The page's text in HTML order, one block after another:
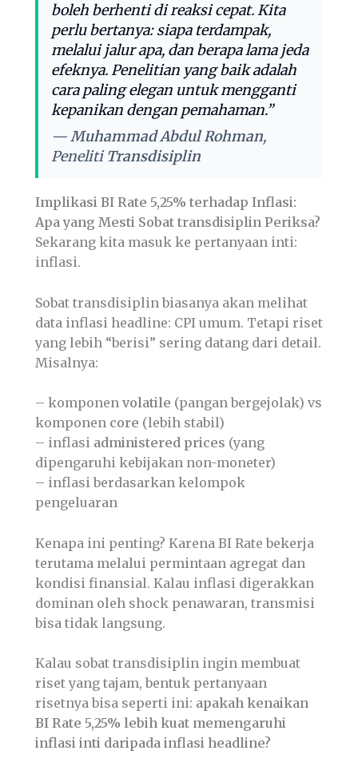
boleh berhenti di reaksi cepat. Kita
perlu bertanya: siapa terdampak,
melalui jalur apa, dan berapa lama jeda
efeknya. Penelitian yang baik adalah
cara paling elegan untuk mengganti
kepanikan dengan pemahaman.”
—Muhammad Abdul Rohman,
PenelitiTransdisiplin
Implikasi BI Rate 5,25% terhadap Inflasi:
Apa yang Mesti Sobat transdisiplin Periksa?
Sekarang kita masuk ke pertanyaan inti:
inflasi.
Sobat transdisiplin biasanya akan melihat
data inflasi headline: CPI umum. Tetapi riset
yang lebih “berisi” sering datang dari detail.
Misalnya:
– komponen volatile (pangan bergejolak) vs
komponen core (lebih stabil)
– inflasi administered prices (yang
dipengaruhi kebijakan non-moneter)
– inflasi berdasarkan kelompok
pengeluaran
Kenapa ini penting? Karena BI Rate bekerja
terutama melalui permintaan agregat dan
kondisi finansial. Kalau inflasi digerakkan
dominan oleh shock penawaran, transmisi
bisa tidak langsung.
Kalau sobat transdisiplin ingin membuat
riset yang tajam, bentuk pertanyaan
risetnya bisa seperti ini: apakah kenaikan
BI Rate 5,25% lebih kuat memengaruhi
inflasi inti daripada inflasi headline?